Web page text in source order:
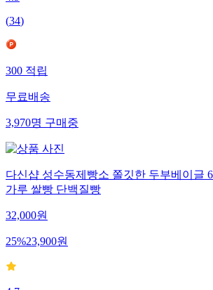
(34)
300 적립
무료배송
3,970명 구매중
다신샵 성수동제빵소 쫄깃한 두부베이글
가루 쌀빵 단백질빵
32,000원
25%23,900원